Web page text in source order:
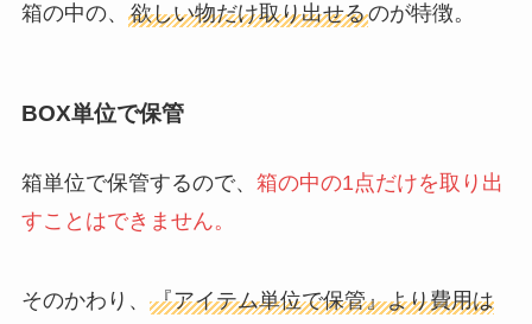
箱の中の、 欲しい物だけ取り出せるのが特徴。
BOX単位で保管
箱単位で保管するので、 箱の中の1点だけを取り出
すことはできません。
そのかわり、 『アイテム単位で保管』より費用は